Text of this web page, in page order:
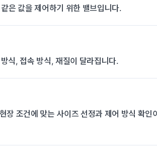
은 값을 제어하기 위한 밸브입니다.
식, 접속 방식, 재질이 달라집니다.
조건에 맞는 사이즈 선정과 제어 방식 확인이